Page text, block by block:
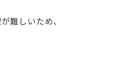
難しいため、